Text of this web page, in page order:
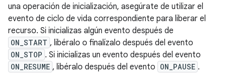
una operación de inicialización, asegúrate de utilizar el
evento de ciclo de vida correspondiente para liberar el
recurso. Si inicializas algún evento después de
ON_START , libéralo o finalízalo después del evento
ON_STOP . Si inicializas un evento después del evento
ON_RESUME , libéralo después del evento ON_PAUSE .